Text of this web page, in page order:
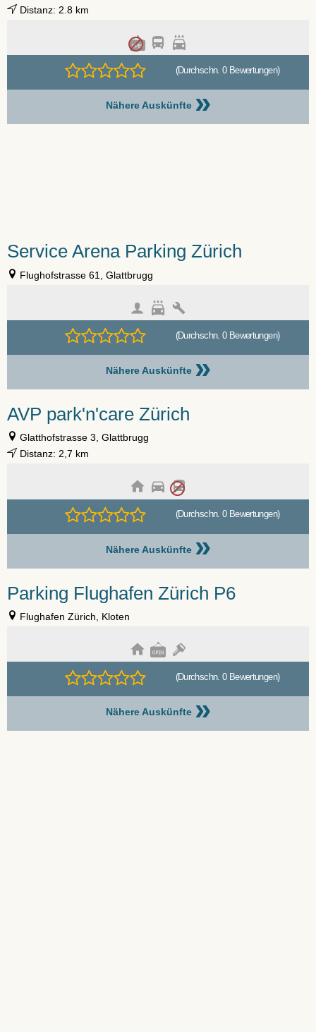
Distanz: 2.8 km
(Durchschn. 0 Bewertungen)
Nähere Auskünfte »
Service Arena Parking Zürich
Flughofstrasse 61, Glattbrugg
(Durchschn. 0 Bewertungen)
Nähere Auskünfte »
AVP park'n'care Zürich
Glatthofstrasse 3, Glattbrugg
Distanz: 2,7 km
(Durchschn. 0 Bewertungen)
Nähere Auskünfte »
Parking Flughafen Zürich P6
Flughafen Zürich, Kloten
(Durchschn. 0 Bewertungen)
Nähere Auskünfte »